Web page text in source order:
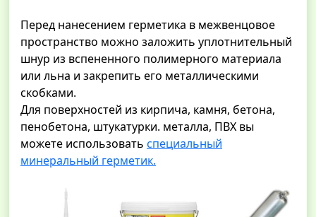
Перед нанесением герметика в межвенцовое
пространство можно заложить уплотнительный
шнур из вспененного полимерного материала
или льна и закрепить его металлическими
скобками.
Для поверхностей из кирпича, камня, бетона,
пенобетона, штукатурки. металла, ПВХ вы
можете использовать специальный
минеральный герметик.